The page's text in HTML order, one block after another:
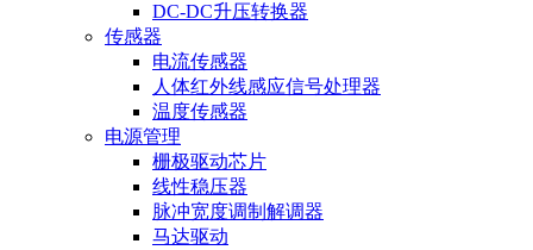
DC-DC升压转换器
传感器
电流传感器
人体红外线感应信号处理器
温度传感器
电源管理
栅极驱动芯片
线性稳压器
脉冲宽度调制解调器
马达驱动